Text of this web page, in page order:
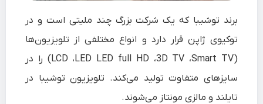
برند توشیبا که یک شرکت بزرگ چند ملیتی است و در
توکیوی ژاپن قرار دارد و انواع مختلفی از تلویزیون‌ها
(LCD ،LED LED full HD ،3D TV ،Smart TV) را در
سایزهای متفاوت تولید می‌کند. تلویزیون توشیبا در
تایلند و مالزی مونتاز می‌شوند.